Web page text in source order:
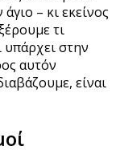
– κι εκείνος
τι
υπάρχει στην
αυτόν
είναι